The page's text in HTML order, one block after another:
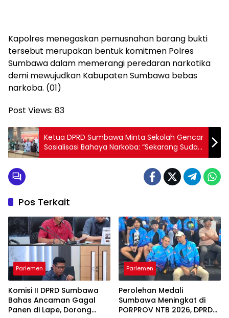
Kapolres menegaskan pemusnahan barang bukti
tersebut merupakan bentuk komitmen Polres
Sumbawa dalam memerangi peredaran narkotika
demi mewujudkan Kabupaten Sumbawa bebas
narkoba. (01)
Post Views: 83
Ketua DPRD Sumbawa Minta Sekolah Gencar
Sosialisasi Bahaya Narkoba: “Sekarang Sudah
Masuk Kalangan Anak-anak
Pos Terkait
Parlemen
Komisi II DPRD Sumbawa
Bahas Ancaman Gagal
Panen di Lape, Dorong
Parlemen
Perolehan Medali
Sumbawa Meningkat di
PORPROV NTB 2026, DPRD